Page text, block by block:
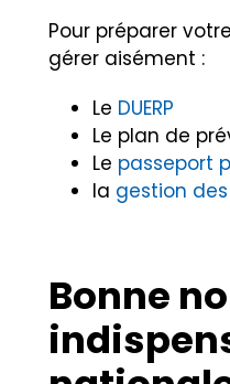
Pour préparer
gérer aisément :
Le DUERP
Le plan de
Le passeport
la gestion
Bonne